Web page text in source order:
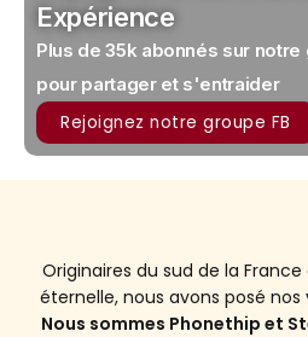
Expérience
Plus de 35k abonnés sur
pour partager et s'entraider
Rejoignez notre groupe FB
Originaires du sud de la
éternelle, nous avons posé nos
Nous sommes Phonethip et